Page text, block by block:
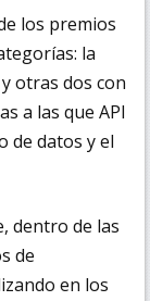
los premios
la
otras dos con
a las que API
de datos y el
dentro de las
de
en los